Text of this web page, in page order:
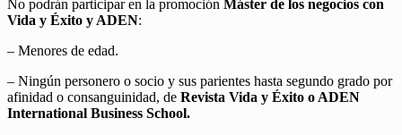
No podrán participar en la promoción Máster de los negocios con
Vida y Éxito y ADEN:
– Menores de edad.
– Ningún personero o socio y sus parientes hasta segundo grado por
afinidad o consanguinidad, de Revista Vida y Éxito o ADEN
International Business School.